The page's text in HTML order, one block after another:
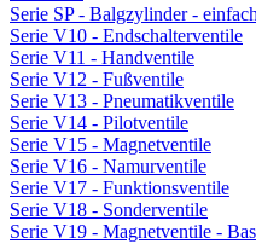
Serie SP - Balgzylinder -
Serie V10 - Endschalterventile
Serie V11 - Handventile
Serie V12 - Fußventile
Serie V13 - Pneumatikventile
Serie V14 - Pilotventile
Serie V15 - Magnetventile
Serie V16 - Namurventile
Serie V17 - Funktionsventile
Serie V18 - Sonderventile
Serie V19 - Magnetventile -